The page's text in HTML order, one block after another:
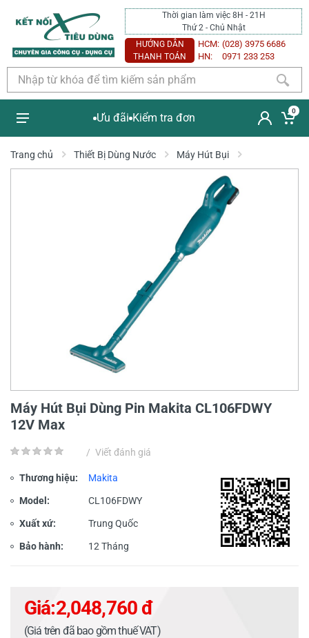
Thời gian làm việc 8H - 21H
Thứ 2 - Chủ Nhật
HƯỚNG DẪN
THANH TOÁN
HCM: (028) 3975 6686
HN:
0971 233 253
Ưu đãi Kiểm tra đơn
0
Trang chủ Thiết Bị Dùng Nước Máy Hút Bụi
Máy Hút Bụi Dùng Pin Makita CL106FDWY
12V Max
/ Viết đánh giá
Thương hiệu: Makita
Model: CL106FDWY
Xuất xứ: Trung Quốc
Bảo hành: 12 Tháng
Giá:2,048,760 đ
(Giá trên đã bao gồm thuế VAT)